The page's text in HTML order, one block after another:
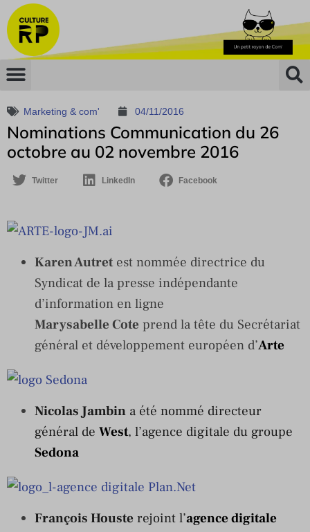
Marketing & com' 04/11/2016
Nominations Communication du 26
octobre au 02 novembre 2016
Twitter LinkedIn Facebook
Karen Autretest nommée directrice du
Syndicat de la presse indépendante
d’information en ligne
Marysabelle Cote prend la tête du Secrétariat
général et développement européen d’Arte
Nicolas Jambin a été nommé directeur
général de West, l’agence digitale du groupe
Sedona
François Houste rejoint l’agence digitale